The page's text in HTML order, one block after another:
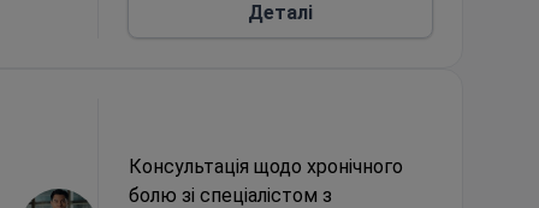
ап та
Деталі
Консультація щодо хронічного
болю зі спеціалістом з